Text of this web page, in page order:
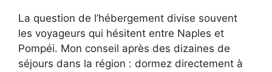
La question de l’hébergement divise souvent
les voyageurs qui hésitent entre Naples et
Pompéi. Mon conseil après des dizaines de
séjours dans la région : dormez directement à